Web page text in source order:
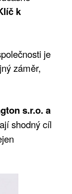
k
je
záměr,
s.r.o. a
shodný cíl